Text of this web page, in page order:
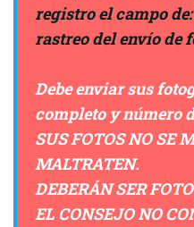
registro el campo
rastreo del envío de
Debe enviar sus
completo y número
SUS FOTOS NO SE
MALTRATEN.
DEBERÁN SER
EL CONSEJO NO